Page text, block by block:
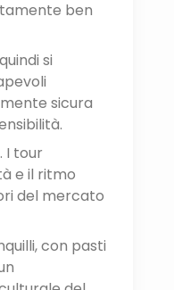
ben
si
sicura
I tour
e il ritmo
del mercato
con pasti